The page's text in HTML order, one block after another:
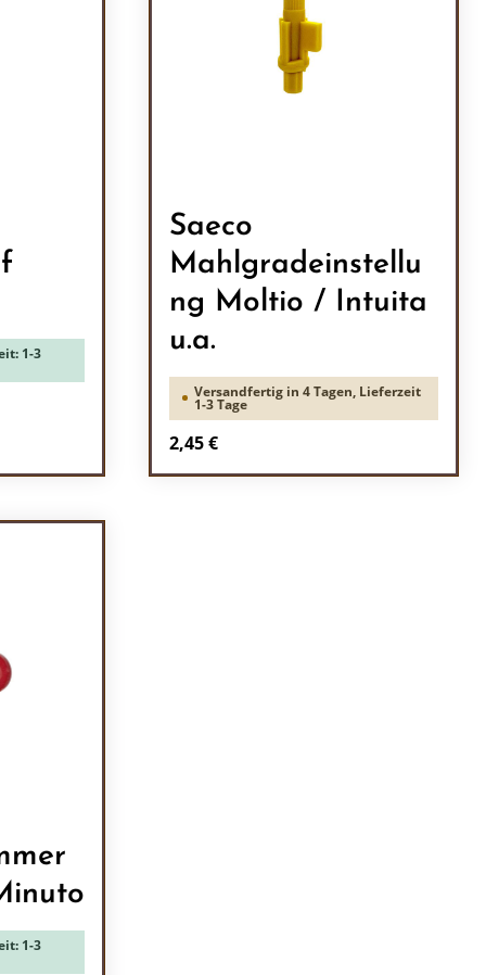
1-3
Saeco
Mahlgradeinstellu
ng Moltio / Intuita
u.a.
Versandfertig in 4 Tagen, Lieferzeit
1-3 Tage
Regulärer Preis:
2,45 €
1-3